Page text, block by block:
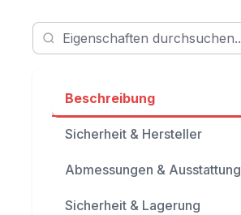
Beschreibung
Sicherheit & Hersteller
Abmessungen & Ausstattung
Sicherheit & Lagerung